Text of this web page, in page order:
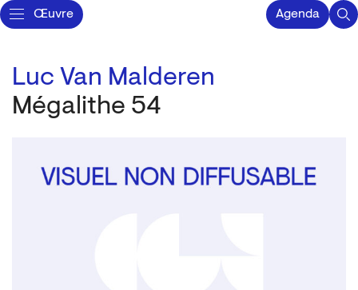
Œuvre Agenda
Luc Van Malderen
Mégalithe 54